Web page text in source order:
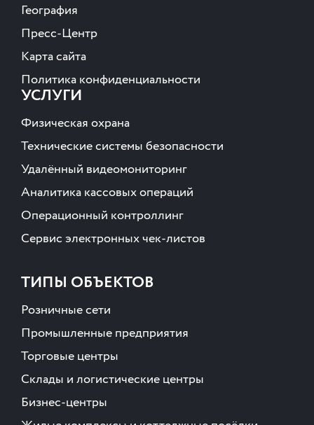
География
Пресс-Центр
Карта сайта
Политика конфиденциальности
УСЛУГИ
Физическая охрана
Технические системы безопасности
Удалённый видеомониторинг
Аналитика кассовых операций
Операционный контроллинг
Сервис электронных чек-листов
ТИПЫ ОБЪЕКТОВ
Розничные сети
Промышленные предприятия
Торговые центры
Склады и логистические центры
Бизнес-центры